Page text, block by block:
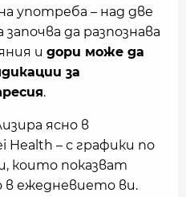
употреба – над две
да разпознава
и дори може да
за
.
ясно в
– с графики по
които показват
в ежедневието ви.